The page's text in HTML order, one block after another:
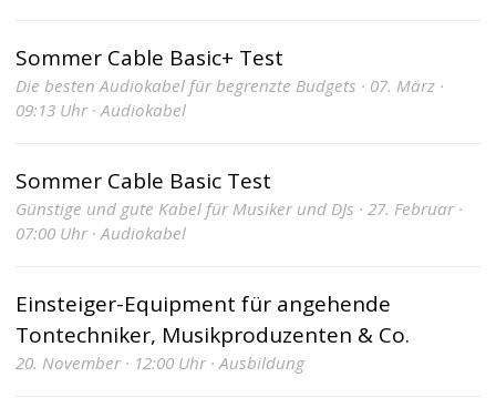
Sommer Cable Basic+ Test
Die besten Audiokabel für begrenzte Budgets · 07. März ·
09:13 Uhr · Audiokabel
Sommer Cable Basic Test
Günstige und gute Kabel für Musiker und DJs · 27. Februar ·
07:00 Uhr · Audiokabel
Einsteiger-Equipment für angehende
Tontechniker, Musikproduzenten & Co.
20. November · 12:00 Uhr · Ausbildung